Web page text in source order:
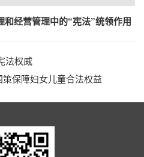
经营管理中的“宪法”统领作用
法权威
保障妇女儿童合法权益